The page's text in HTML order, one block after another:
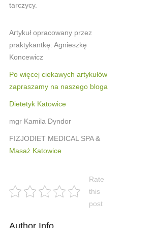
tarczycy.
Artykuł opracowany przez
praktykantkę: Agnieszkę
Koncewicz
Po więcej ciekawych artykułów
zapraszamy na naszego bloga
Dietetyk Katowice
mgr Kamila Dyndor
FIZJODIET MEDICAL SPA &
Masaż Katowice
Rate
this
post